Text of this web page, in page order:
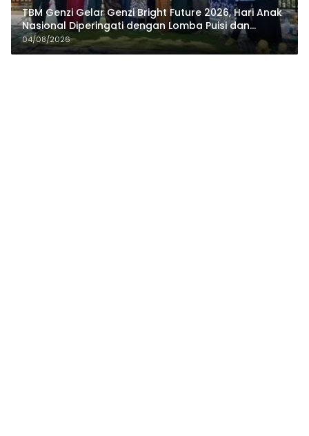
TBM Genzi Gelar Genzi Bright Future 2026, Hari Anak
Nasional Diperingati dengan Lomba Puisi dan
Tembang Dolanan
04/08/2026